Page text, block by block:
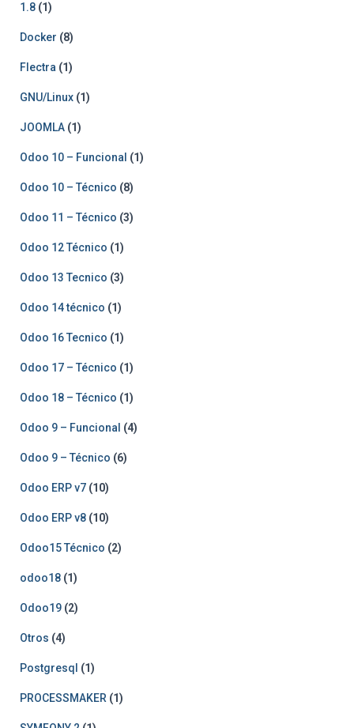
1.8 (1)
Docker (8)
Flectra (1)
GNU/Linux (1)
JOOMLA (1)
Odoo 10 – Funcional (1)
Odoo 10 – Técnico (8)
Odoo 11 – Técnico (3)
Odoo 12 Técnico (1)
Odoo 13 Tecnico (3)
Odoo 14 técnico (1)
Odoo 16 Tecnico (1)
Odoo 17 – Técnico (1)
Odoo 18 – Técnico (1)
Odoo 9 – Funcional (4)
Odoo 9 – Técnico (6)
Odoo ERP v7 (10)
Odoo ERP v8 (10)
Odoo15 Técnico (2)
odoo18 (1)
Odoo19 (2)
Otros (4)
Postgresql (1)
PROCESSMAKER (1)